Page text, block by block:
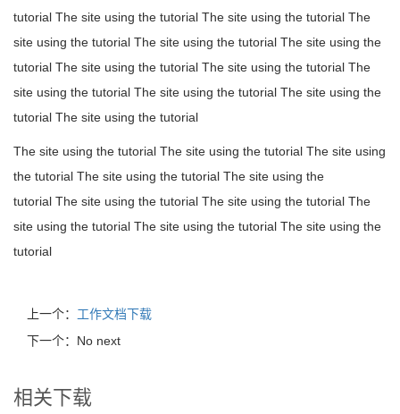
tutorial The site using the tutorial The site using the tutorial The
site using the tutorial The site using the tutorial The site using the
tutorial The site using the tutorial The site using the tutorial The
site using the tutorial The site using the tutorial The site using the
tutorial The site using the tutorial
The site using the tutorial The site using the tutorial The site using
the tutorial The site using the tutorial The site using the
tutorial The site using the tutorial The site using the tutorial The
site using the tutorial The site using the tutorial The site using the
tutorial
上一个： 工作文档下载
下一个：No next
相关下载